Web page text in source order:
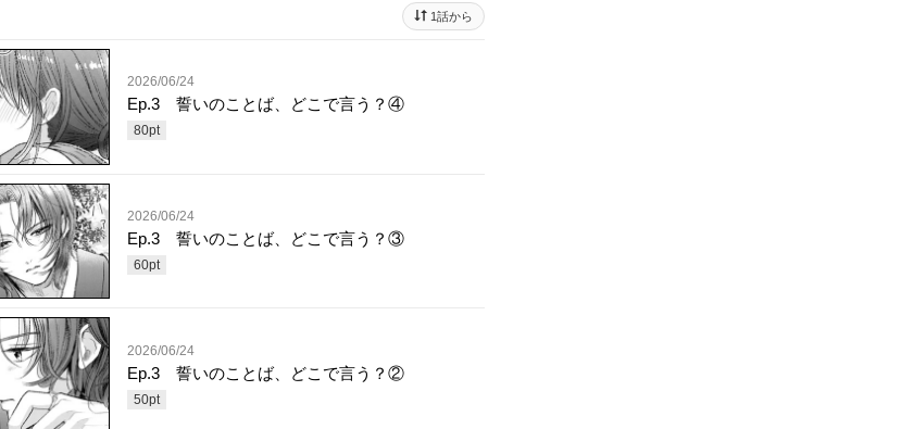
1話から
2026/06/24
Ep.3 誓いのことば、どこで言う？④
80pt
2026/06/24
Ep.3 誓いのことば、どこで言う？③
60pt
2026/06/24
Ep.3 誓いのことば、どこで言う？②
50pt